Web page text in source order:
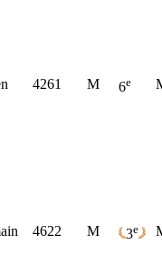
4261 M 6e
4622 M 3e